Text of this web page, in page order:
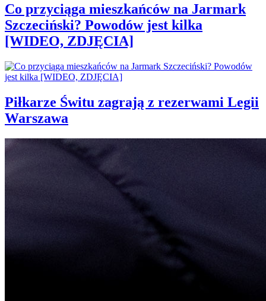
Co przyciąga mieszkańców na Jarmark
Szczeciński? Powodów jest kilka
[WIDEO, ZDJĘCIA]
Piłkarze Świtu zagrają z rezerwami Legii
Warszawa